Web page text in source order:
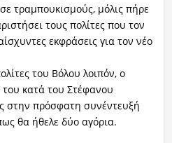
τραμπουκισμούς, μόλις πήρε
τους πολίτες που τον
εκφράσεις για τον νέο
του Βόλου λοιπόν, ο
κατά του Στέφανου
στην πρόσφατη συνέντευξή
θα ήθελε δύο αγόρια.